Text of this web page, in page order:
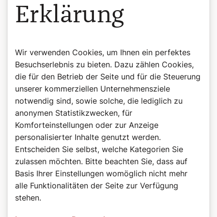
©Wiener Dom-Verlag
Das Buch zum Podcast
Heilige, das sind beeindruckende Persönlichkeiten auf
Erklärung
Wir verwenden Cookies, um Ihnen ein perfektes
Besuchserlebnis zu bieten. Dazu zählen Cookies,
die für den Betrieb der Seite und für die Steuerung
unserer kommerziellen Unternehmensziele
notwendig sind, sowie solche, die lediglich zu
anonymen Statistikzwecken, für
Komforteinstellungen oder zur Anzeige
personalisierter Inhalte genutzt werden.
Entscheiden Sie selbst, welche Kategorien Sie
zulassen möchten. Bitte beachten Sie, dass auf
Basis Ihrer Einstellungen womöglich nicht mehr
alle Funktionalitäten der Seite zur Verfügung
stehen.